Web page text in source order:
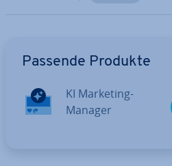
Passende Produkte
KI Marketing-
Manager